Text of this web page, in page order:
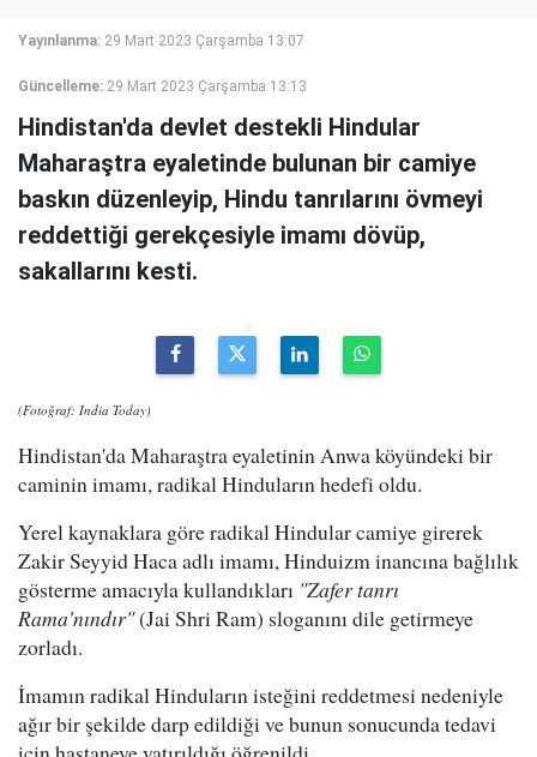
Yayınlanma: 29 Mart 2023 Çarşamba 13:07
Güncelleme: 29 Mart 2023 Çarşamba 13:13
Hindistan'da devlet destekli Hindular
Maharaştra eyaletinde bulunan bir camiye
baskın düzenleyip, Hindu tanrılarını övmeyi
reddettiği gerekçesiyle imamı dövüp,
sakallarını kesti.
(Fotoğraf: India Today)
Hindistan'daMaharaştraeyaletinin Anwa köyündeki bir
caminin imamı, radikal Hinduların hedefi oldu.
Yerel kaynaklara göre radikal Hindular camiye girerek
Zakir Seyyid Haca adlı imamı, Hinduizm inancına bağlılık
gösterme amacıyla kullandıkları "Zafer tanrı
Rama'nındır"(Jai Shri Ram) sloganını dile getirmeye
zorladı.
İmamın radikal Hinduların isteğini reddetmesi nedeniyle
ağır bir şekilde darp edildiği ve bunun sonucunda tedavi